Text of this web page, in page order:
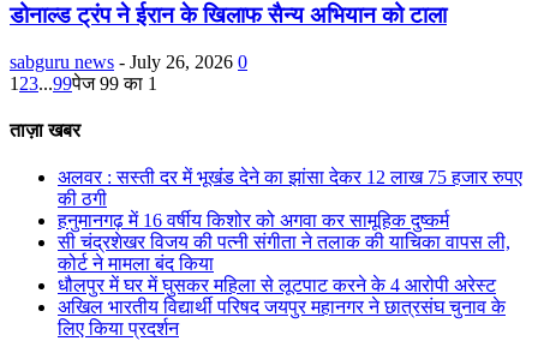
डोनाल्ड ट्रंप ने ईरान के खिलाफ सैन्य अभियान को टाला
sabguru news - July 26, 2026 0
1 23...99पेज 99 का 1
ताज़ा खबर
अलवर : सस्ती दर में भूखंंड देने का झांसा देकर 12 लाख 75 हजार रुपए
की ठगी
हनुमानगढ़ में 16 वर्षीय किशोर को अगवा कर सामूहिक दुष्कर्म
सी चंद्रशेखर विजय की पत्नी संगीता ने तलाक की याचिका वापस ली,
कोर्ट ने मामला बंद किया
धौलपुर में घर में घुसकर महिला से लूटपाट करने के 4 आरोपी अरेस्ट
अखिल भारतीय विद्यार्थी परिषद जयपुर महानगर ने छात्रसंघ चुनाव के
लिए किया प्रदर्शन